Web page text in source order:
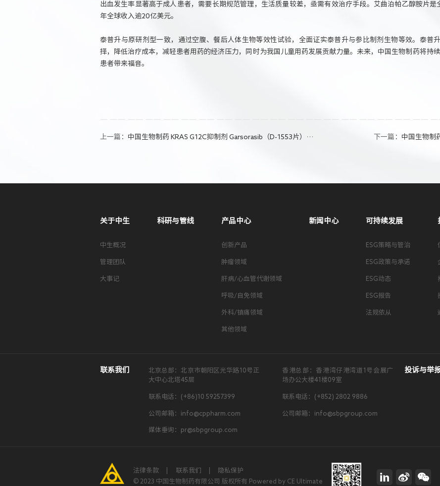
出血发生率显著高于成人患者，需要长期规范管理，生活质量较差，亟需有效治疗手段。艾曲泊帕乙醇胺片
年全球收入逾20亿美元。
泰普升与原研剂型一致，通过空腹、餐后人体生物等效性试验，全面证实泰普升与参比制剂生物等效。泰普
择，降低治疗成本，减轻患者用药的经济压力，同时为我国儿童用药发展贡献力量。未来，中国生物制药将持
患者带来福音。
上一篇： 中国生物制药 KRAS G12C抑制剂 Garsorasib（D-1553片）纳入优先审评程序 下一篇： 中国生物制
关于中生
中生概况
管理团队
大事记
科研与管线 产品中心
创新产品
肿瘤领域
肝病/心血管代谢领域
呼吸/自免领域
外科/镇痛领域
其他领域
新闻中心 可持续发展
ESG策略与管治
ESG政策与承诺
ESG动态
ESG报告
法规依从
联系我们
北京总部：北京市朝阳区光华路10号正
大中心北塔45层
联系电话：(+86)10 59257399
公司邮箱：info@cppharm.com
媒体垂询：pr@sbpgroup.com
香港总部：香港湾仔港湾道1号会展广
场办公大楼41楼09室
联系电话：(+852) 2802 9886
公司邮箱：info@sbpgroup.com
投诉与举
法律条款 联系我们
隐私保护
© 2023 中国生物制药有限公司 版权所有 Powered by CE Ultimate